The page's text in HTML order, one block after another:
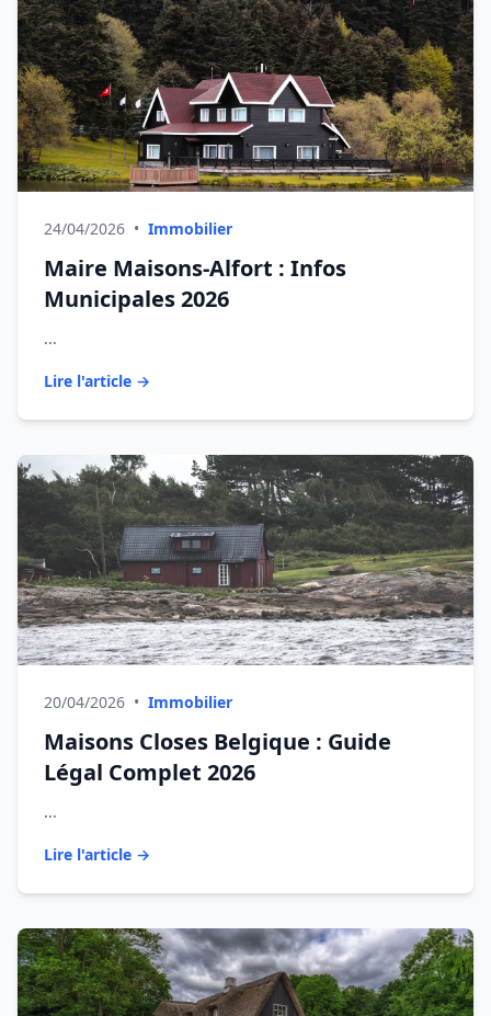
24/04/2026 • Immobilier
Maire Maisons-Alfort : Infos
Municipales 2026
...
Lire l'article →
20/04/2026 • Immobilier
Maisons Closes Belgique : Guide
Légal Complet 2026
...
Lire l'article →